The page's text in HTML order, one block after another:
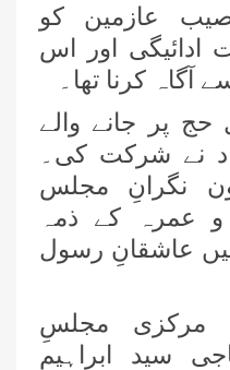
عازمین کو
اور اس
کرنا تھا۔
پر جانے والے
نے شرکت کی۔
نگرانِ مجلس
و عمرہ کے ذمہ
میں عاشقانِ رسول
مرکزی مجلسِ
سید ابراہیم